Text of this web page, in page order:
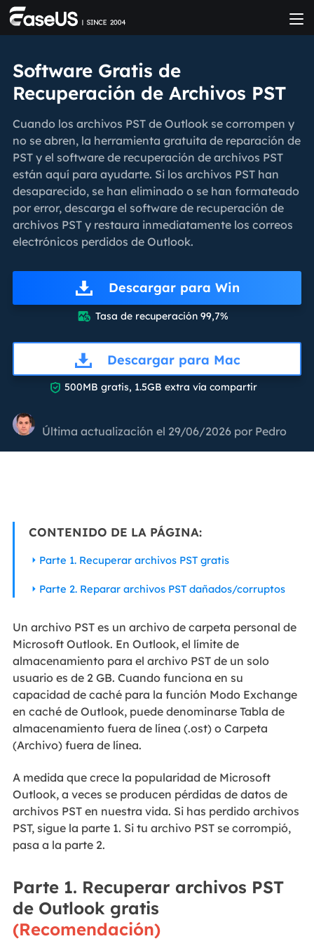
Software Gratis de
Recuperación de Archivos PST
Cuando los archivos PST de Outlook se corrompen y
no se abren, la herramienta gratuita de reparación de
PST y el software de recuperación de archivos PST
están aquí para ayudarte. Si los archivos PST han
desaparecido, se han eliminado o se han formateado
por error, descarga el software de recuperación de
archivos PST y restaura inmediatamente los correos
electrónicos perdidos de Outlook.
Descargar para Win
 Tasa de recuperación 99,7%
Descargar para Mac
 500MB gratis, 1.5GB extra vía compartir
Última actualización el 29/06/2026 por Pedro
CONTENIDO DE LA PÁGINA:
Parte 1. Recuperar archivos PST gratis
Parte 2. Reparar archivos PST dañados/corruptos
Un archivo PST es un archivo de carpeta personal de
Microsoft Outlook. En Outlook, el límite de
almacenamiento para el archivo PST de un solo
usuario es de 2 GB. Cuando funciona en su
capacidad de caché para la función Modo Exchange
en caché de Outlook, puede denominarse Tabla de
almacenamiento fuera de línea (.ost) o Carpeta
(Archivo) fuera de línea.
A medida que crece la popularidad de Microsoft
Outlook, a veces se producen pérdidas de datos de
archivos PST en nuestra vida. Si has perdido archivos
PST, sigue la parte 1. Si tu archivo PST se corrompió,
pasa a la parte 2.
Parte 1. Recuperar archivos PST
de Outlook gratis
(Recomendación)